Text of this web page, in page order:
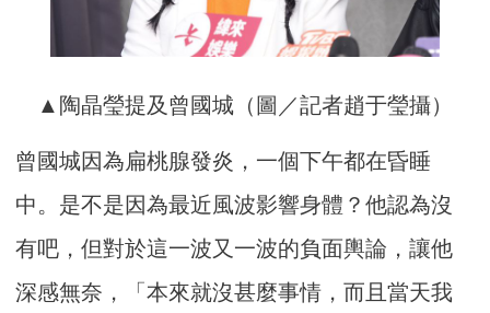
▲陶晶瑩提及曾國城（圖／記者趙于瑩攝）
曾國城因為扁桃腺發炎，一個下午都在昏睡
中。是不是因為最近風波影響身體？他認為沒
有吧，但對於這一波又一波的負面輿論，讓他
深感無奈，「本來就沒甚麼事情，而且當天我